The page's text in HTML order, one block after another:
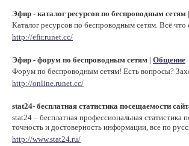
Эфир - каталог ресурсов по беспроводным сетям
Каталог ресурсов по беспроводным сетям. Всё
http://efir.runet.cc/
Эфир - форум по беспроводным сетям Общение
Форум по беспроводным сетям! Есть вопросы?
http://online.runet.cc/
stat24- бесплатная статистика посещаемости
stat24 – бесплатная профессиональная
точность и достоверность информации, все по
http://www.stat24.ru/